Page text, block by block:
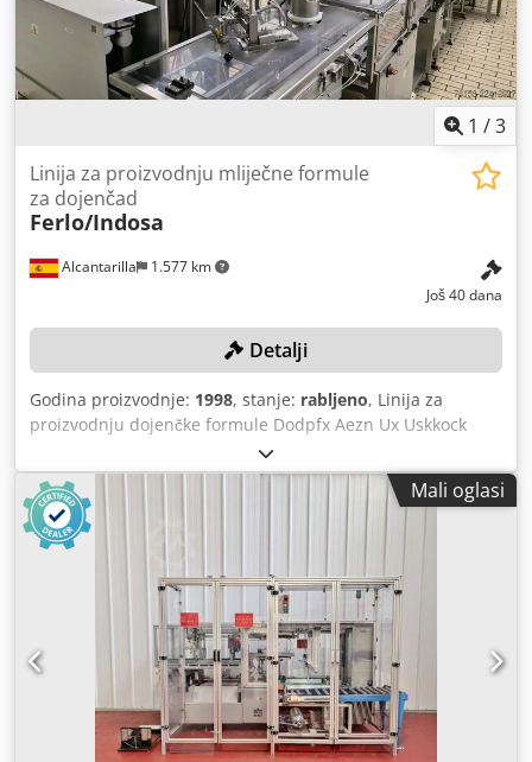
1 /3
Alcantarilla 1.577 km
Linija za proizvodnju mliječne formule
za dojenčad
Ferlo/Indosa
Još 40 dana
Detalji
Godina proizvodnje: 1998, stanje: rabljeno, Linija za
proizvodnju dojenčke formule Dodpfx Aezn Ux Uskkock
Kompletna linija, koja se sastoji od: - uređaja za skidanje
paleta s metalnih limenki tvrtke Ferlo - UV tunela za
dezinfekciju tvrtke Indosa FB150/2000 - uređaja za
pozicioniranje i umetanje žličica tvrtke Indosa ZV 162/500 -
uređaja za doziranje praha tvrtke Indosa MATIC F 200 -
dinamičke vaga za provjeru težine tvrtke Garvens VS 3 - 2
UV tunela tvrtke Coremain ATRV za dezinfekciju metalnih
poklopaca - 2 uređaja za vakuumske i zaštitne atmosferske
operacije limenki tvrtke Indosa VACU-MATIC 131/2 -
uređaja za pripremu i postavljanje plastičnih poklopaca
tvrtke Indosa SF 184 - uređaja za pakiranje u kartonske
kutije tvrtke Stork SL 25 - uređaja za etiketiranje limenki s
valjane folije tvrtke Inmeconsur 40-3105-H - uređaja za
Mali oglasi